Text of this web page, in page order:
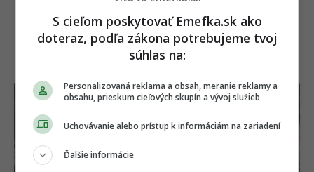
NAJČÍTANEJŠIE
S cieľom poskytovať Emefka.sk ako
doteraz, podľa zákona potrebujeme tvoj
súhlas na:
Personalizovaná reklama a obsah, meranie reklamy a
obsahu, prieskum cieľových skupín a vývoj služieb
Uchovávanie alebo prístup k informáciám na zariadení
Ďalšie informácie